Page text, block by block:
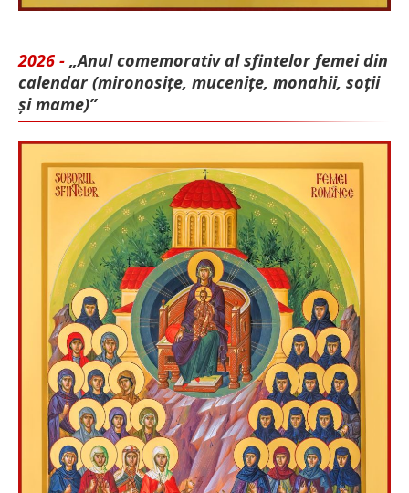
2026 - „Anul comemorativ al sfintelor femei din
calendar (mironosițe, mu­cenițe, monahii, soții
și mame)”